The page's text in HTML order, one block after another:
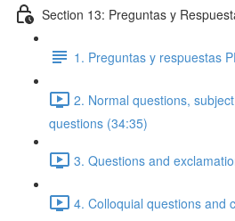
Section 13: Preguntas y
1. Preguntas y respuestas
2. Normal questions,
questions (34:35)
3. Questions and
4. Colloquial questions and